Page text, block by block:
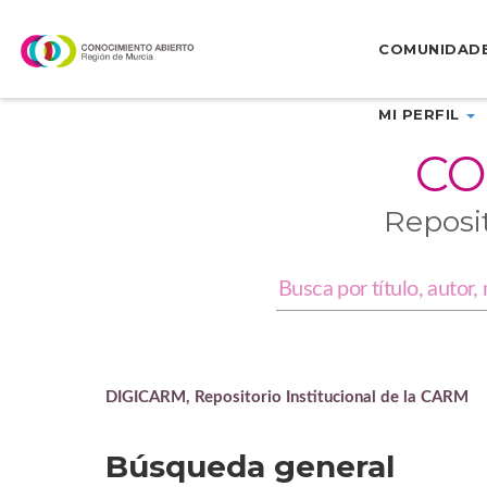
navigation
MI PERFIL
DIGICARM, Repositorio Institucional de la CARM
Búsqueda general